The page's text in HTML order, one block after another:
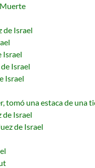
Muerte
de Israel
Israel
Israel
Israel
tomó una estaca de una
de Israel
de Israel